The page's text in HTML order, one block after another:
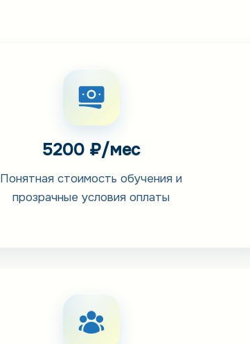
5200 ₽/мес
Понятная стоимость обучения и
прозрачные условия оплаты